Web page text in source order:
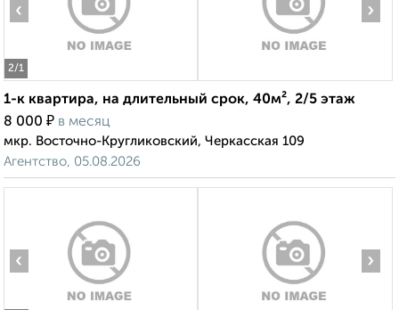
2/1
‹ ›
1-к квартира, на длительный срок, 40м², 2/5 этаж
8 000 ₽ в месяц
мкр. Восточно-Кругликовский, Черкасская 109
Агентство, 05.08.2026
‹ ›